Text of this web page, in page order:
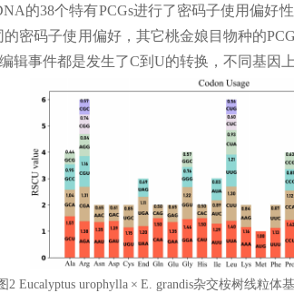
的38个特有PCGs进行了密码子使用偏好
密码子使用偏好，其它桃金娘目物种的
辑事件都是发生了C到U的转换，不同基因
2 Eucalyptus urophylla × E. grandis杂交桉树线粒体